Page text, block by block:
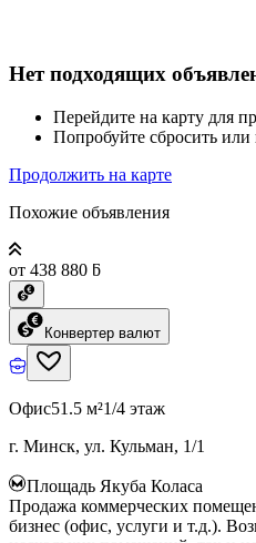
Нет подходящих
Перейдите на карту для
Попробуйте сбросить
Продолжить на карте
Похожие объявления
от 438 880 ƃ
Конвертер валют
Офис51.5 м²1/4 этаж
г. Минск, ул. Кульман, 1/1
Площадь Якуба Коласа
Продажа коммерческих
бизнес (офис, услуги и т.д.).